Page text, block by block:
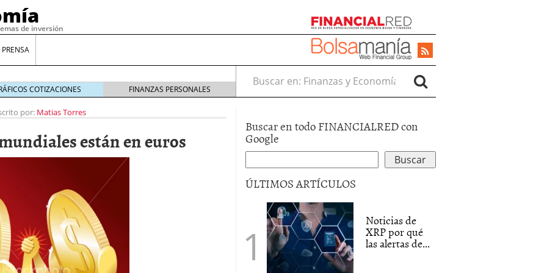
de inversión
¿Por qué el Préstamo Promotor privado
12 de diciembre de 2025
aprovechar esta opción para gestionar tus
de 2025
es una decisión financiera: cómo anticiparte
COTIZACIONES FINANZAS PERSONALES
Buscar en:
por: Matias Torres
están en euros
Buscar en todo FINANCIALRED con
Google
ÚLTIMOS ARTÍCULOS
Noticias de
XRP por qué
las alertas de...